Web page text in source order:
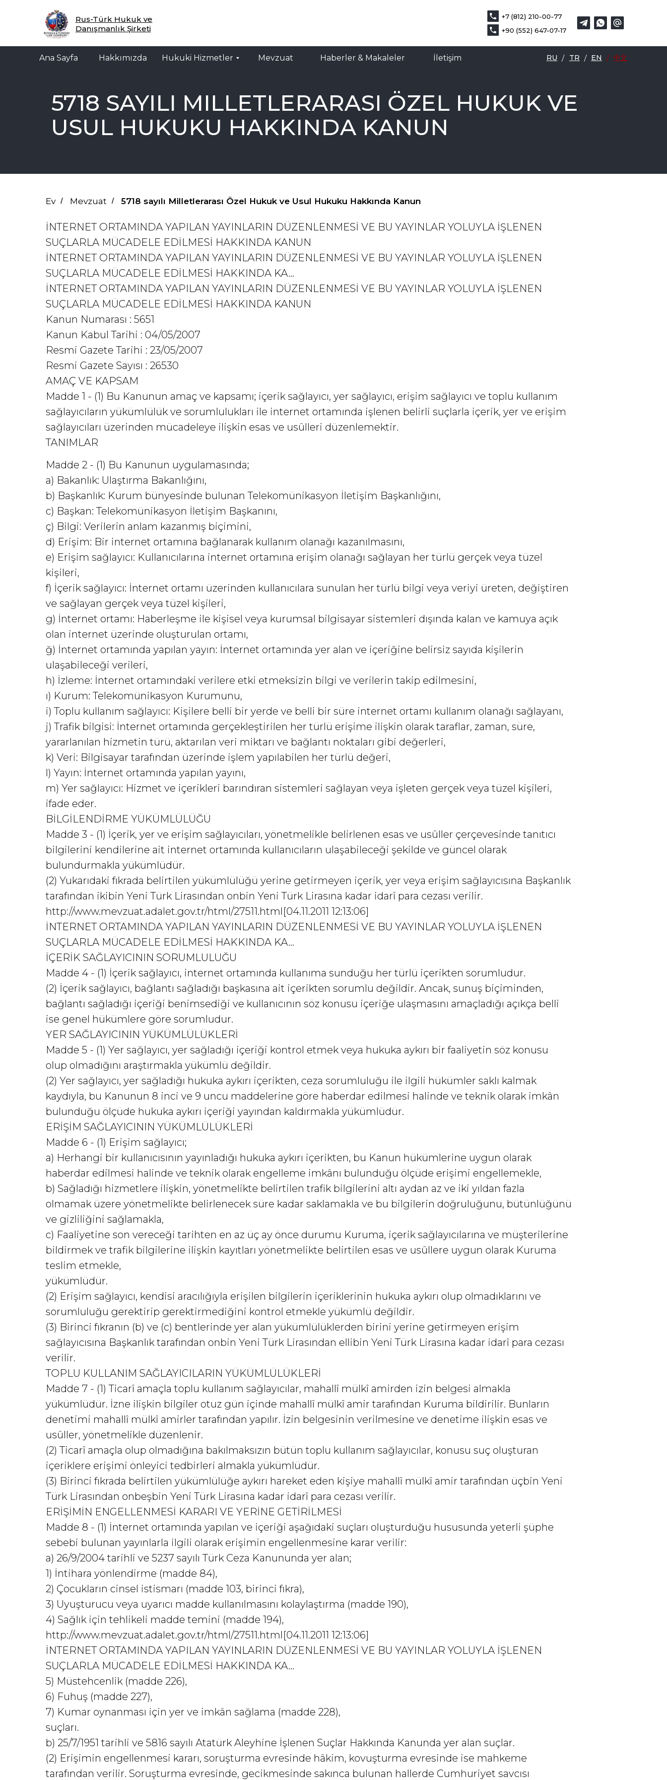
+7 (812) 210-00-77
+90 (552) 647-07-17
Ana Sayfa Hakkımızda Hukuki Hizmetler Mevzuat Haberler & Makaleler İletişim
Rus-Türk Hukuk ve
Danışmanlık Şirketi
RU TR EN
/ 中文
/
/
Hakkımızda
Ana Sayfa
5718 SAYILI MILLETLERARASI ÖZEL HUKUK VE
USUL HUKUKU HAKKINDA KANUN
Ev / Mevzuat / 5718 sayılı Milletlerarası Özel Hukuk ve Usul Hukuku Hakkında Kanun
İNTERNET ORTAMINDA YAPILAN YAYINLARIN DÜZENLENMESİ VE BU YAYINLAR YOLUYLA İŞLENEN
SUÇLARLA MÜCADELE EDİLMESİ HAKKINDA KANUN
İNTERNET ORTAMINDA YAPILAN YAYINLARIN DÜZENLENMESİ VE BU YAYINLAR YOLUYLA İŞLENEN
SUÇLARLA MÜCADELE EDİLMESİ HAKKINDA KA...
İNTERNET ORTAMINDA YAPILAN YAYINLARIN DÜZENLENMESİ VE BU YAYINLAR YOLUYLA İŞLENEN
SUÇLARLA MÜCADELE EDİLMESİ HAKKINDA KANUN
Kanun Numarası : 5651
Kanun Kabul Tarihi : 04/05/2007
Resmi Gazete Tarihi : 23/05/2007
Resmi Gazete Sayısı : 26530
AMAÇ VE KAPSAM
Madde 1 - (1) Bu Kanunun amaç ve kapsamı; içerik sağlayıcı, yer sağlayıcı, erişim sağlayıcı ve toplu kullanım
sağlayıcıların yükümlülük ve sorumlulukları ile internet ortamında işlenen belirli suçlarla içerik, yer ve erişim
sağlayıcıları üzerinden mücadeleye ilişkin esas ve usûlleri düzenlemektir.
TANIMLAR
Madde 2 - (1) Bu Kanunun uygulamasında;
a) Bakanlık: Ulaştırma Bakanlığını,
b) Başkanlık: Kurum bünyesinde bulunan Telekomünikasyon İletişim Başkanlığını,
c) Başkan: Telekomünikasyon İletişim Başkanını,
ç) Bilgi: Verilerin anlam kazanmış biçimini,
d) Erişim: Bir internet ortamına bağlanarak kullanım olanağı kazanılmasını,
e) Erişim sağlayıcı: Kullanıcılarına internet ortamına erişim olanağı sağlayan her türlü gerçek veya tüzel
kişileri,
f) İçerik sağlayıcı: İnternet ortamı üzerinden kullanıcılara sunulan her türlü bilgi veya veriyi üreten, değiştiren
ve sağlayan gerçek veya tüzel kişileri,
g) İnternet ortamı: Haberleşme ile kişisel veya kurumsal bilgisayar sistemleri dışında kalan ve kamuya açık
olan internet üzerinde oluşturulan ortamı,
ğ) İnternet ortamında yapılan yayın: İnternet ortamında yer alan ve içeriğine belirsiz sayıda kişilerin
ulaşabileceği verileri,
h) İzleme: İnternet ortamındaki verilere etki etmeksizin bilgi ve verilerin takip edilmesini,
ı) Kurum: Telekomünikasyon Kurumunu,
i) Toplu kullanım sağlayıcı: Kişilere belli bir yerde ve belli bir süre internet ortamı kullanım olanağı sağlayanı,
j) Trafik bilgisi: İnternet ortamında gerçekleştirilen her türlü erişime ilişkin olarak taraflar, zaman, süre,
yararlanılan hizmetin türü, aktarılan veri miktarı ve bağlantı noktaları gibi değerleri,
k) Veri: Bilgisayar tarafından üzerinde işlem yapılabilen her türlü değeri,
l) Yayın: İnternet ortamında yapılan yayını,
m) Yer sağlayıcı: Hizmet ve içerikleri barındıran sistemleri sağlayan veya işleten gerçek veya tüzel kişileri,
ifade eder.
BİLGİLENDİRME YÜKÜMLÜLÜĞÜ
Madde 3 - (1) İçerik, yer ve erişim sağlayıcıları, yönetmelikle belirlenen esas ve usûller çerçevesinde tanıtıcı
bilgilerini kendilerine ait internet ortamında kullanıcıların ulaşabileceği şekilde ve güncel olarak
bulundurmakla yükümlüdür.
(2) Yukarıdaki fıkrada belirtilen yükümlülüğü yerine getirmeyen içerik, yer veya erişim sağlayıcısına Başkanlık
tarafından ikibin Yeni Türk Lirasından onbin Yeni Türk Lirasına kadar idarî para cezası verilir.
http://www.mevzuat.adalet.gov.tr/html/27511.html[04.11.2011 12:13:06]
İNTERNET ORTAMINDA YAPILAN YAYINLARIN DÜZENLENMESİ VE BU YAYINLAR YOLUYLA İŞLENEN
SUÇLARLA MÜCADELE EDİLMESİ HAKKINDA KA...
İÇERİK SAĞLAYICININ SORUMLULUĞU
Madde 4 - (1) İçerik sağlayıcı, internet ortamında kullanıma sunduğu her türlü içerikten sorumludur.
(2) İçerik sağlayıcı, bağlantı sağladığı başkasına ait içerikten sorumlu değildir. Ancak, sunuş biçiminden,
bağlantı sağladığı içeriği benimsediği ve kullanıcının söz konusu içeriğe ulaşmasını amaçladığı açıkça belli
ise genel hükümlere göre sorumludur.
YER SAĞLAYICININ YÜKÜMLÜLÜKLERİ
Madde 5 - (1) Yer sağlayıcı, yer sağladığı içeriği kontrol etmek veya hukuka aykırı bir faaliyetin söz konusu
olup olmadığını araştırmakla yükümlü değildir.
(2) Yer sağlayıcı, yer sağladığı hukuka aykırı içerikten, ceza sorumluluğu ile ilgili hükümler saklı kalmak
kaydıyla, bu Kanunun 8 inci ve 9 uncu maddelerine göre haberdar edilmesi halinde ve teknik olarak imkân
bulunduğu ölçüde hukuka aykırı içeriği yayından kaldırmakla yükümlüdür.
ERİŞİM SAĞLAYICININ YÜKÜMLÜLÜKLERİ
Madde 6 - (1) Erişim sağlayıcı;
a) Herhangi bir kullanıcısının yayınladığı hukuka aykırı içerikten, bu Kanun hükümlerine uygun olarak
haberdar edilmesi halinde ve teknik olarak engelleme imkânı bulunduğu ölçüde erişimi engellemekle,
b) Sağladığı hizmetlere ilişkin, yönetmelikte belirtilen trafik bilgilerini altı aydan az ve iki yıldan fazla
olmamak üzere yönetmelikte belirlenecek süre kadar saklamakla ve bu bilgilerin doğruluğunu, bütünlüğünü
ve gizliliğini sağlamakla,
c) Faaliyetine son vereceği tarihten en az üç ay önce durumu Kuruma, içerik sağlayıcılarına ve müşterilerine
bildirmek ve trafik bilgilerine ilişkin kayıtları yönetmelikte belirtilen esas ve usûllere uygun olarak Kuruma
teslim etmekle,
yükümlüdür.
(2) Erişim sağlayıcı, kendisi aracılığıyla erişilen bilgilerin içeriklerinin hukuka aykırı olup olmadıklarını ve
sorumluluğu gerektirip gerektirmediğini kontrol etmekle yükümlü değildir.
(3) Birinci fıkranın (b) ve (c) bentlerinde yer alan yükümlülüklerden birini yerine getirmeyen erişim
sağlayıcısına Başkanlık tarafından onbin Yeni Türk Lirasından ellibin Yeni Türk Lirasına kadar idarî para cezası
verilir.
TOPLU KULLANIM SAĞLAYICILARIN YÜKÜMLÜLÜKLERİ
Madde 7 - (1) Ticarî amaçla toplu kullanım sağlayıcılar, mahallî mülkî amirden izin belgesi almakla
yükümlüdür. İzne ilişkin bilgiler otuz gün içinde mahallî mülkî amir tarafından Kuruma bildirilir. Bunların
denetimi mahallî mülkî amirler tarafından yapılır. İzin belgesinin verilmesine ve denetime ilişkin esas ve
usûller, yönetmelikle düzenlenir.
(2) Ticarî amaçla olup olmadığına bakılmaksızın bütün toplu kullanım sağlayıcılar, konusu suç oluşturan
içeriklere erişimi önleyici tedbirleri almakla yükümlüdür.
(3) Birinci fıkrada belirtilen yükümlülüğe aykırı hareket eden kişiye mahallî mülkî amir tarafından üçbin Yeni
Türk Lirasından onbeşbin Yeni Türk Lirasına kadar idarî para cezası verilir.
ERİŞİMİN ENGELLENMESİ KARARI VE YERİNE GETİRİLMESİ
Madde 8 - (1) İnternet ortamında yapılan ve içeriği aşağıdaki suçları oluşturduğu hususunda yeterli şüphe
sebebi bulunan yayınlarla ilgili olarak erişimin engellenmesine karar verilir:
a) 26/9/2004 tarihli ve 5237 sayılı Türk Ceza Kanununda yer alan;
1) İntihara yönlendirme (madde 84),
2) Çocukların cinsel istismarı (madde 103, birinci fıkra),
3) Uyuşturucu veya uyarıcı madde kullanılmasını kolaylaştırma (madde 190),
4) Sağlık için tehlikeli madde temini (madde 194),
http://www.mevzuat.adalet.gov.tr/html/27511.html[04.11.2011 12:13:06]
İNTERNET ORTAMINDA YAPILAN YAYINLARIN DÜZENLENMESİ VE BU YAYINLAR YOLUYLA İŞLENEN
SUÇLARLA MÜCADELE EDİLMESİ HAKKINDA KA...
5) Müstehcenlik (madde 226),
6) Fuhuş (madde 227),
7) Kumar oynanması için yer ve imkân sağlama (madde 228),
suçları.
b) 25/7/1951 tarihli ve 5816 sayılı Atatürk Aleyhine İşlenen Suçlar Hakkında Kanunda yer alan suçlar.
(2) Erişimin engellenmesi kararı, soruşturma evresinde hâkim, kovuşturma evresinde ise mahkeme
tarafından verilir. Soruşturma evresinde, gecikmesinde sakınca bulunan hallerde Cumhuriyet savcısı